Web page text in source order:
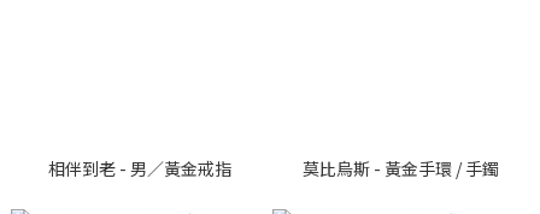
相伴到老 - 男／黃金戒指 莫比烏斯 - 黃金手環 / 手鐲